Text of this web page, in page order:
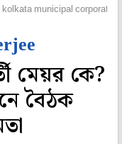
municipal
মেয়র কে?
বৈঠক